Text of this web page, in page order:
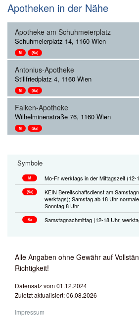
Apotheken in der Nähe
Apotheke am Schuhmeierplatz
Schuhmeierplatz 14, 1160 Wien
M (Sa)
Antonius-Apotheke
Stillfriedplatz 4, 1160 Wien
M (Sa)
Falken-Apotheke
Wilhelminenstraße 76, 1160 Wien
M (Sa)
Symbole
M Mo-Fr werktags in der Mittagszeit (12-
(Sa)
KEIN Bereitschaftsdienst am
werktags); Samstag ab 18 Uhr
Sonntag 8 Uhr
Sa Samstagnachmittag (12-18 Uhr,
Alle Angaben ohne Gewähr auf
Richtigkeit!
Datensatz vom 01.12.2024
Zuletzt aktualisiert: 06.08.2026
Impressum